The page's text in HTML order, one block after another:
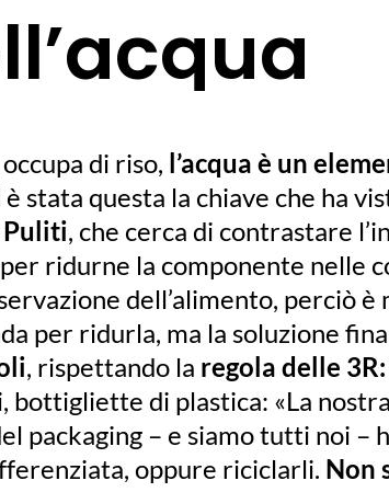
di riso, l’acqua è un
stata questa la chiave che ha
Puliti, che cerca di contrastare
ridurne la componente nelle
dell’alimento, perciò
per ridurla, ma la soluzione
, rispettando la regola delle
di plastica: «La
packaging – e siamo tutti noi –
oppure riciclarli. Non